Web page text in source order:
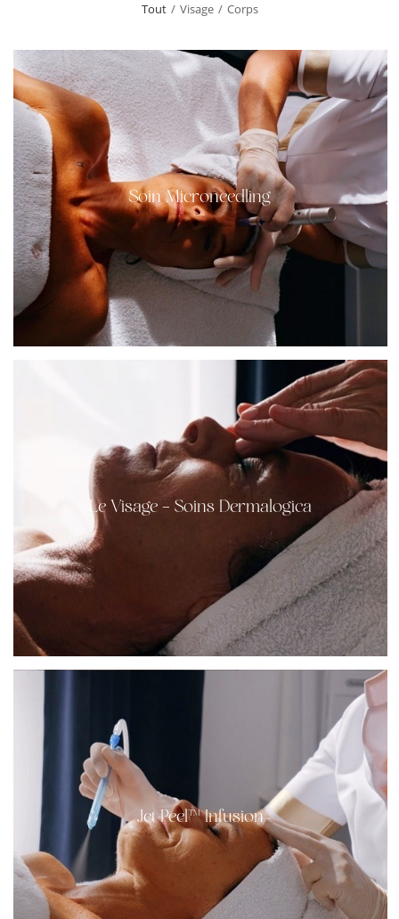
Tout / Visage / Corps
Soin Microneedling
Le Visage – Soins Dermalogica
Jet Peel™ Infusion